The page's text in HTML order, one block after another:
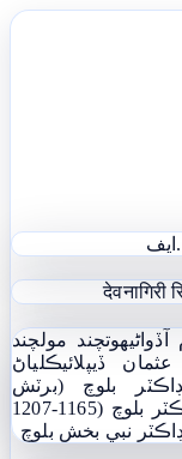
देवनागिरी
ھوتچند مولچند
ڏيپلائيڪلياڻ
بلوچ (برٽش
ڊاڪٽر بلوچ (1165-1207
نبي بخش بلوچ